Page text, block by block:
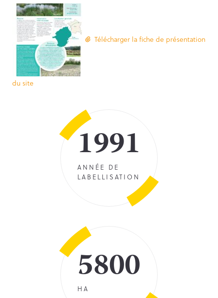
Télécharger la fiche de présentation
du site
1991
ANNÉE DE
LABELLISATION
5800
HA